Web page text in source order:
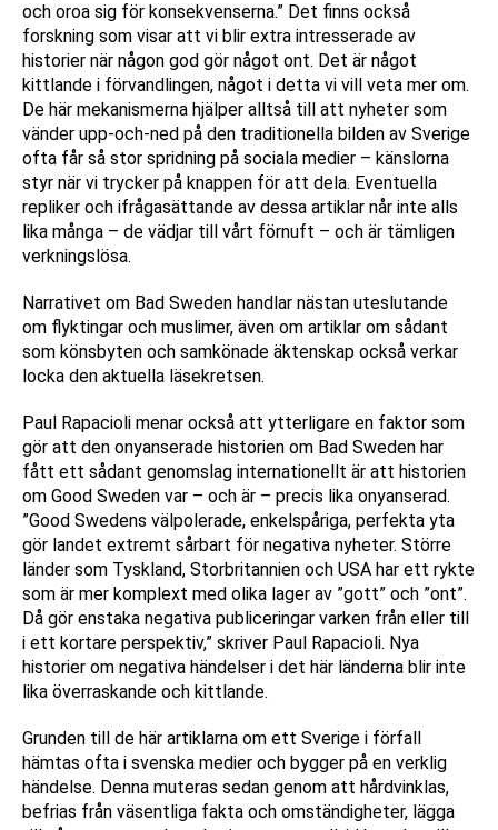
och oroa sig för konsekvenserna.” Det finns också
forskning som visar att vi blir extra intresserade av
historier när någon god gör något ont. Det är något
kittlande i förvandlingen, något i detta vi vill veta mer om.
De här mekanismerna hjälper alltså till att nyheter som
vänder upp-och-ned på den traditionella bilden av Sverige
ofta får så stor spridning på sociala medier – känslorna
styr när vi trycker på knappen för att dela. Eventuella
repliker och ifrågasättande av dessa artiklar når inte alls
lika många – de vädjar till vårt förnuft – och är tämligen
verkningslösa.
Narrativet om Bad Sweden handlar nästan uteslutande
om flyktingar och muslimer, även om artiklar om sådant
som könsbyten och samkönade äktenskap också verkar
locka den aktuella läsekretsen.
Paul Rapacioli menar också att ytterligare en faktor som
gör att den onyanserade historien om Bad Sweden har
fått ett sådant genomslag internationellt är att historien
om Good Sweden var – och är – precis lika onyanserad.
”Good Swedens välpolerade, enkelspåriga, perfekta yta
gör landet extremt sårbart för negativa nyheter. Större
länder som Tyskland, Storbritannien och USA har ett rykte
som är mer komplext med olika lager av ”gott” och ”ont”.
Då gör enstaka negativa publiceringar varken från eller till
i ett kortare perspektiv,” skriver Paul Rapacioli. Nya
historier om negativa händelser i det här länderna blir inte
lika överraskande och kittlande.
Grunden till de här artiklarna om ett Sverige i förfall
hämtas ofta i svenska medier och bygger på en verklig
händelse. Denna muteras sedan genom att hårdvinklas,
befrias från väsentliga fakta och omständigheter, lägga